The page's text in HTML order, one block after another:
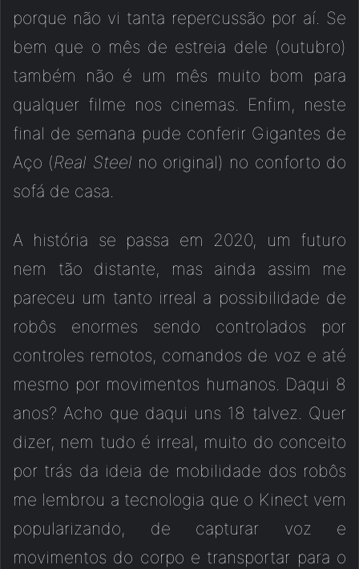
porque não vi tanta repercussão por aí. Se
bem que o mês de estreia dele (outubro)
também não é um mês muito bom para
qualquer filme nos cinemas. Enfim, neste
final de semana pude conferir Gigantes de
Aço (Real Steel no original) no conforto do
sofá de casa.
A história se passa em 2020, um futuro
nem tão distante, mas ainda assim me
pareceu um tanto irreal a possibilidade de
robôs enormes sendo controlados por
controles remotos, comandos de voz e até
mesmo por movimentos humanos. Daqui 8
anos? Acho que daqui uns 18 talvez. Quer
dizer, nem tudo é irreal, muito do conceito
por trás da ideia de mobilidade dos robôs
me lembrou a tecnologia que o Kinect vem
popularizando, de capturar voz e
movimentos do corpo e transportar para o